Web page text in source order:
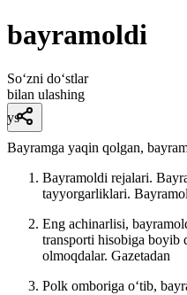
bayramoldi
So‘zni do‘stlar
bilan ulashing
ys
Bayramga yaqin qolgan,
Bayramoldi rejalari.
tayyorgarliklari.
Eng achinarlisi,
transporti hisobiga boyib
olmoqdalar. Gazetadan
Polk omboriga oʻtib,